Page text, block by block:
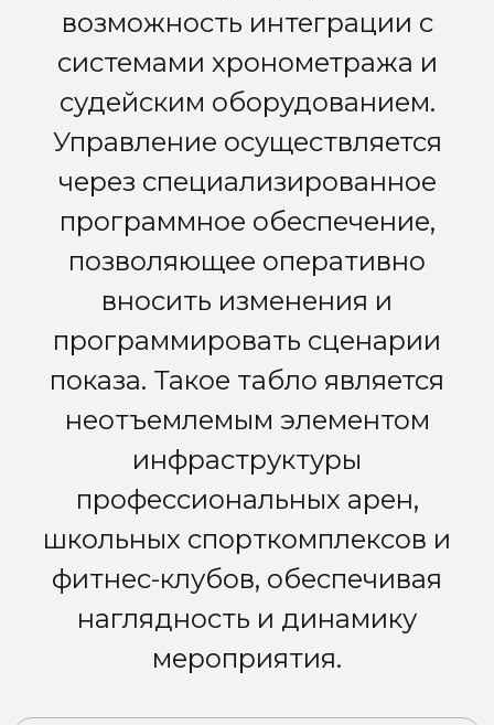
возможность интеграции с
системами хронометража и
судейским оборудованием.
Управление осуществляется
через специализированное
программное обеспечение,
позволяющее оперативно
вносить изменения и
программировать сценарии
показа. Такое табло является
неотъемлемым элементом
инфраструктуры
профессиональных арен,
школьных спорткомплексов и
фитнес-клубов, обеспечивая
наглядность и динамику
мероприятия.